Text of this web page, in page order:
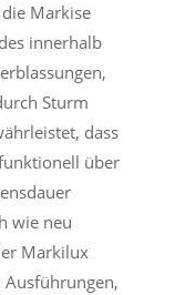
Markise
innerhalb
Sturm
dass
über
wie neu
Markilux
Ausführungen,